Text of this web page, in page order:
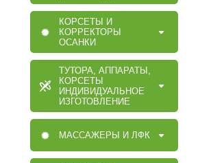
КОРСЕТЫ И
КОРРЕКТОРЫ
ОСАНКИ
ТУТОРА, АППАРАТЫ,
КОРСЕТЫ
ИНДИВИДУАЛЬНОЕ
ИЗГОТОВЛЕНИЕ
МАССАЖЕРЫ И ЛФК